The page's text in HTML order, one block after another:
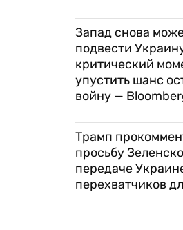
Запад снова
подвести
критический
упустить шанс
войну —
Трамп
просьбу
передаче
перехватчиков